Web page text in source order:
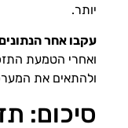
יותר.
עקבו אחר הנתונים
ואחרי הטמעת
ולהתאים את
סיכום: